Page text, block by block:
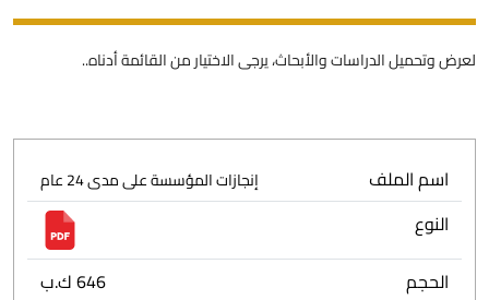
لعرض وتحميل الدراسات والأبحاث، يرجى الاختيار من القائمة أدناه..
اسم الملف إنجازات المؤسسة على مدى 24 عام
النوع
الحجم
646 ك.ب